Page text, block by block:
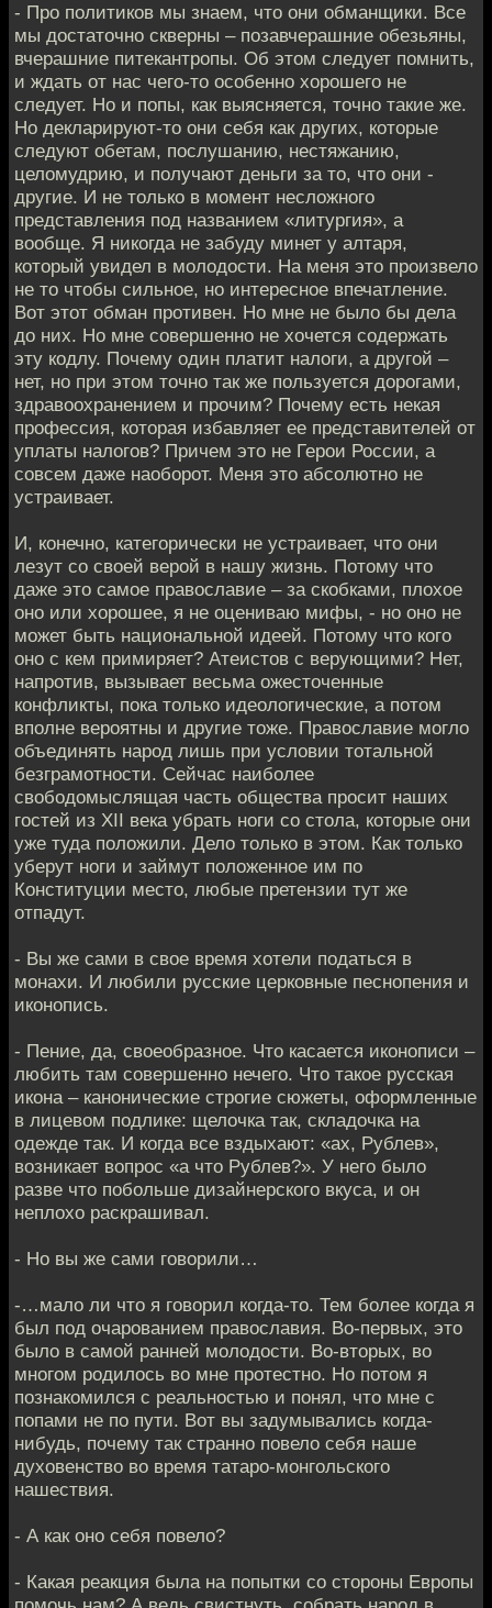
- Про политиков мы знаем, что они обманщики. Все
мы достаточно скверны – позавчерашние обезьяны,
вчерашние питекантропы. Об этом следует помнить,
и ждать от нас чего-то особенно хорошего не
следует. Но и попы, как выясняется, точно такие же.
Но декларируют-то они себя как других, которые
следуют обетам, послушанию, нестяжанию,
целомудрию, и получают деньги за то, что они -
другие. И не только в момент несложного
представления под названием «литургия», а
вообще. Я никогда не забуду минет у алтаря,
который увидел в молодости. На меня это произвело
не то чтобы сильное, но интересное впечатление.
Вот этот обман противен. Но мне не было бы дела
до них. Но мне совершенно не хочется содержать
эту кодлу. Почему один платит налоги, а другой –
нет, но при этом точно так же пользуется дорогами,
здравоохранением и прочим? Почему есть некая
профессия, которая избавляет ее представителей от
уплаты налогов? Причем это не Герои России, а
совсем даже наоборот. Меня это абсолютно не
устраивает.
И, конечно, категорически не устраивает, что они
лезут со своей верой в нашу жизнь. Потому что
даже это самое православие – за скобками, плохое
оно или хорошее, я не оцениваю мифы, - но оно не
может быть национальной идеей. Потому что кого
оно с кем примиряет? Атеистов с верующими? Нет,
напротив, вызывает весьма ожесточенные
конфликты, пока только идеологические, а потом
вполне вероятны и другие тоже. Православие могло
объединять народ лишь при условии тотальной
безграмотности. Сейчас наиболее
свободомыслящая часть общества просит наших
гостей из XII века убрать ноги со стола, которые они
уже туда положили. Дело только в этом. Как только
уберут ноги и займут положенное им по
Конституции место, любые претензии тут же
отпадут.
- Вы же сами в свое время хотели податься в
монахи. И любили русские церковные песнопения и
иконопись.
- Пение, да, своеобразное. Что касается иконописи –
любить там совершенно нечего. Что такое русская
икона – канонические строгие сюжеты, оформленные
в лицевом подлике: щелочка так, складочка на
одежде так. И когда все вздыхают: «ах, Рублев»,
возникает вопрос «а что Рублев?». У него было
разве что побольше дизайнерского вкуса, и он
неплохо раскрашивал.
- Но вы же сами говорили…
-…мало ли что я говорил когда-то. Тем более когда я
был под очарованием православия. Во-первых, это
было в самой ранней молодости. Во-вторых, во
многом родилось во мне протестно. Но потом я
познакомился с реальностью и понял, что мне с
попами не по пути. Вот вы задумывались когда-
нибудь, почему так странно повело себя наше
духовенство во время татаро-монгольского
нашествия.
- А как оно себя повело?
- Какая реакция была на попытки со стороны Европы